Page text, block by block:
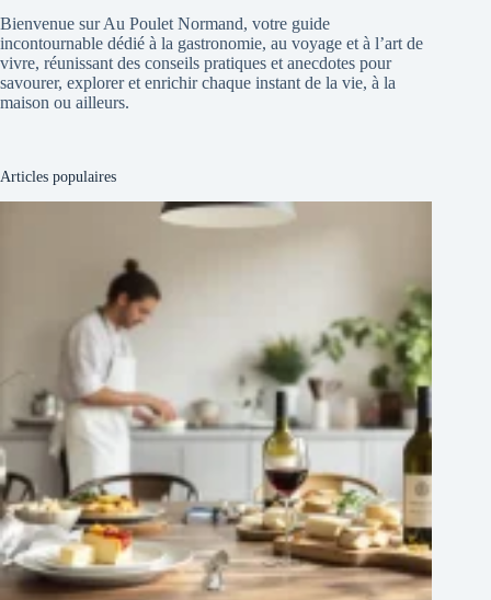
Bienvenue sur Au Poulet Normand, votre guide
incontournable dédié à la gastronomie, au voyage et à l’art de
vivre, réunissant des conseils pratiques et anecdotes pour
savourer, explorer et enrichir chaque instant de la vie, à la
maison ou ailleurs.
Articles populaires